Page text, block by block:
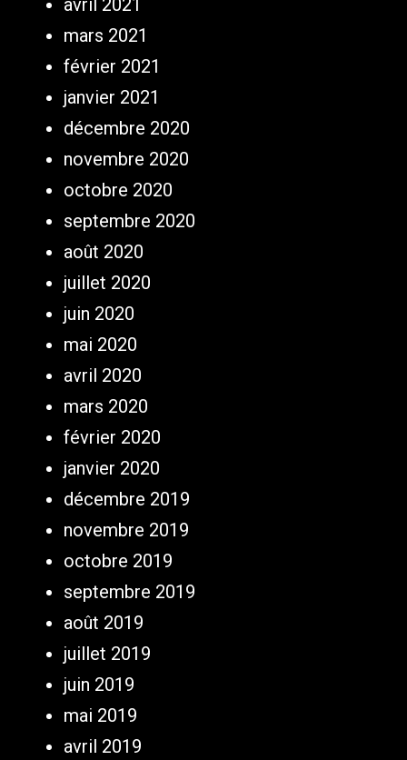
avril 2021
mars 2021
février 2021
janvier 2021
décembre 2020
novembre 2020
octobre 2020
septembre 2020
août 2020
juillet 2020
juin 2020
mai 2020
avril 2020
mars 2020
février 2020
janvier 2020
décembre 2019
novembre 2019
octobre 2019
septembre 2019
août 2019
juillet 2019
juin 2019
mai 2019
avril 2019